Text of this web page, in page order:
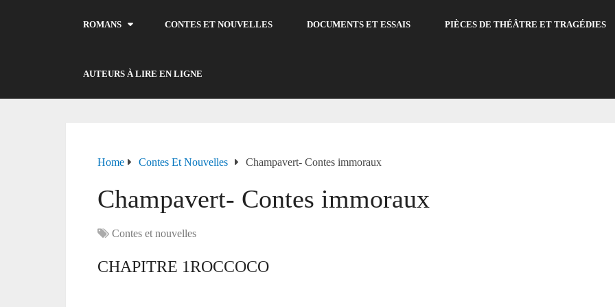
ROMANS CONTES ET NOUVELLES DOCUMENTS ET ESSAIS PIÈCES DE THÉÂTRE ET TRAGÉDIES
AUTEURS À LIRE EN LIGNE
Home Contes Et Nouvelles Champavert- Contes immoraux
Champavert- Contes immoraux
Contes et nouvelles
CHAPITRE 1ROCCOCO